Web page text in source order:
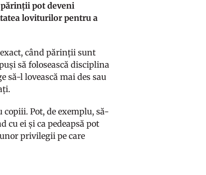
pot deveni
loviturilor pentru a
când părinții sunt
să folosească disciplina
să-l lovească mai des sau
Pot, de exemplu, să-
cu ei și ca pedeapsă pot
privilegii pe care